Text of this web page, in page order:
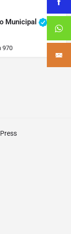
Municipal
970